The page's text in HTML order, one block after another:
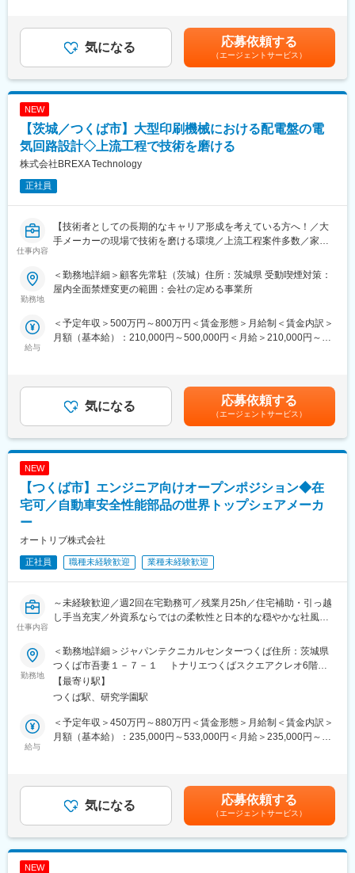
・勤務地：茨城県日立市幸町3-1-1
変更の範囲：会社の定める業務
機械システム製品である高速炉の設計は、安全機能を十分に担保
し、炉心からシステム系統設備まで要求される機能を高い信頼性
で発揮させます。
【職務概要】
高速炉、小型モジュール原子炉及び関連プラントにおいて、安全
設計・評価エンジニアリング、炉心及び系統設備の設計業務に従
わせて、所定の系統機能、運転性能を達成するための系統設備の
設計業務を行っていただきます。
動作し、発電所が安全に運転されることを評価する業務を行って
いただきます。
りまとめていく業務を行っていただきます。これには、海外パー
トナーとの連携やコミュニケーションを含みます。
1）プラント計画グループ90名ほど、高速炉関係グループ10名弱
2）在宅勤務と出社をフレキシブルに活用（業務状況やご自身の状
況に応じて、1回／週から毎日出勤まで）
3）新卒社員からシニア社員まで幅広い年齢層で構成。同世代同士
とのコミュニケーション、ベテラン社員からのアドバイスなどが
【出向先】
・企業名：日立GEベルノバニュークリアエナジー株式会社
・形態：在籍出向
イクル関連施設およびその他関連製品の設計、製造、販売、据付
及び保守に関する業務
・勤務地：茨城県日立市幸町3丁目1番1号
変更の範囲：会社の定める業務
額であり、選考を通じて上下する可能性があります。月給(月額)は
固定手当を含めた表記です。
気になる 応募依頼する
（エージェントサービス）
NEW
【茨城／つくば市】大型印刷機械における配電盤の電
気回路設計◇上流工程で技術を磨ける
株式会社BREXA Technology
正社員
仕事内容
【技術者としての長期的なキャリア形成を考えている方へ！／大
手メーカーの現場で技術を磨ける環境／上流工程案件多数／家族
◆職務概要：株式会社アウトソーシングテクノロジーの社員とし
てメーカー企業に常駐し、メーカー技術社員と弊社社員と協力し
◆職務詳細：
※ご経験スキルに応じて別案件の打診をさせていただく場合もござ
います。ご面接の際に志向性に合わせて様々お話しできればと思
います。
I-CAD
◆エンジニアとしてのご活躍例：
方
・マネジメントの道ではなく専門エンジニアスペシャリストとし
て活躍したいと思いご入社された方
・エンジニアのスキルをもっと磨きたい、市場価値をあげたいと
思いご入社された方
◆働く環境：
年休：120日程度
キャリアサポート制度充実：社内に専属のカウンセラーがおり、
プロジェクト、働き方など相談できる環境がございます。
定年：65歳です。その後も１年更新での契約社員としてご活躍い
手厚い福利厚生：配属先への勤務に伴う引っ越し費用に関して
は、会社が全額負担します。家賃補助の金額に関して、6万円（家
◆十人十色のキャリアパス：
◎専門性を高めキャリアが目指せる
◎異なる分野・異なる業種へのチャレンジも可能
◎管理職・マネジメントやスペシャリストなど思考に合わせ選択
できる
勤務地
＜勤務地詳細＞顧客先常駐（茨城）住所：茨城県 受動喫煙対策：
屋内全面禁煙変更の範囲：会社の定める事業所
給与
＜予定年収＞500万円～800万円＜賃金形態＞月給制＜賃金内訳＞
月額（基本給）：210,000円～500,000円＜月給＞210,000円～
の金額であり、選考を通じて上下する可能性があります。月給(月
額)は固定手当を含めた表記です。
気になる 応募依頼する
（エージェントサービス）
NEW
【つくば市】エンジニア向けオープンポジション◆在
宅可／自動車安全性能部品の世界トップシェアメーカ
ー
オートリブ株式会社
正社員 職種未経験歓迎 業種未経験歓迎
仕事内容
～未経験歓迎／週2回在宅勤務可／残業月25h／住宅補助・引っ越
し手当充実／外資系ならではの柔軟性と日本的な穏やかな社風／
■求人のポイント
・学生時代の知見や、基礎的な設計に関する経験から大手グロー
バルサプライヤーのエンジニアとして活躍が可能です！
・キャッチアップ後は在宅勤務やフレックスも活用してメリハリ
のある生活を送ることが出来ます！
■業務内容
の要件定義や打ち合わせも将来的にお任せされる業務となってお
ります。
※希望に沿って選考を進めて配属が決まります。
勤務地
＜勤務地詳細＞ジャパンテクニカルセンターつくば住所：茨城県
つくば市吾妻１－７－１ トナリエつくばスクエアクレオ6階勤
務地最寄駅：つくばエクスプレス線／つくば駅受動喫煙対策：屋
内喫煙可能場所あり
【最寄り駅】
つくば駅、研究学園駅
給与
＜予定年収＞450万円～880万円＜賃金形態＞月給制＜賃金内訳＞
月額（基本給）：235,000円～533,000円＜月給＞235,000円～
2023年度実績賃金はあくまでも目安の金額であり、選考を通じて
上下する可能性があります。月給(月額)は固定手当を含めた表記で
気になる 応募依頼する
（エージェントサービス）
NEW